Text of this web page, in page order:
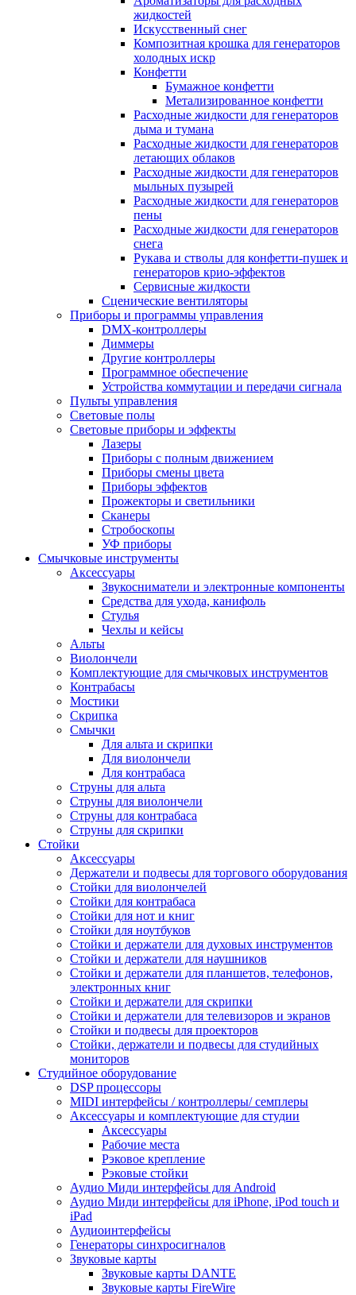
жидкостей
Искусственный снег
Композитная крошка для генераторов
холодных искр
Конфетти
Бумажное конфетти
Метализированное конфетти
Расходные жидкости для генераторов
дыма и тумана
Расходные жидкости для генераторов
летающих облаков
Расходные жидкости для генераторов
мыльных пузырей
Расходные жидкости для генераторов
пены
Расходные жидкости для генераторов
снега
Рукава и стволы для конфетти-пушек и
генераторов крио-эффектов
Сервисные жидкости
Сценические вентиляторы
Приборы и программы управления
DMX-контроллеры
Диммеры
Другие контроллеры
Программное обеспечение
Устройства коммутации и передачи сигнала
Пульты управления
Световые полы
Световые приборы и эффекты
Лазеры
Приборы с полным движением
Приборы смены цвета
Приборы эффектов
Прожекторы и светильники
Сканеры
Стробоскопы
УФ приборы
Смычковые инструменты
Аксессуары
Звукосниматели и электронные компоненты
Средства для ухода, канифоль
Стулья
Чехлы и кейсы
Альты
Виолончели
Комплектующие для смычковых инструментов
Контрабасы
Мостики
Скрипка
Смычки
Для альта и скрипки
Для виолончели
Для контрабаса
Струны для альта
Струны для виолончели
Струны для контрабаса
Струны для скрипки
Стойки
Аксессуары
Держатели и подвесы для торгового оборудования
Стойки для виолончелей
Стойки для контрабаса
Стойки для нот и книг
Стойки для ноутбуков
Стойки и держатели для духовых инструментов
Стойки и держатели для наушников
Стойки и держатели для планшетов, телефонов,
электронных книг
Стойки и держатели для скрипки
Стойки и держатели для телевизоров и экранов
Стойки и подвесы для проекторов
Стойки, держатели и подвесы для студийных
мониторов
Студийное оборудование
DSP процессоры
MIDI интерфейсы / контроллеры/ семплеры
Аксессуары и комплектующие для студии
Аксессуары
Рабочие места
Рэковое крепление
Рэковые стойки
Аудио Миди интерфейсы для Android
Аудио Миди интерфейсы для iPhone, iPod touch и
iPad
Аудиоинтерфейсы
Генераторы синхросигналов
Звуковые карты
Звуковые карты DANTE
Звуковые карты FireWire